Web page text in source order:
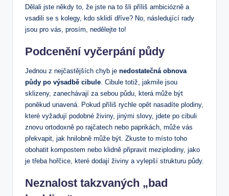
Dělali jste někdy to, že jste na to šli příliš ambiciózně a
vsadili se s kolegy, kdo sklidí dříve? No, následující rady
jsou pro vás, prosím, nedělejte to!
Podcenění vyčerpání půdy
Jednou z nejčastějších chyb je nedostatečná obnova
půdy po výsadbě cibule . Cibule totiž, jakmile jsou
sklizeny, zanechávají za sebou půdu, která může být
poněkud unavená. Pokud příliš rychle opět nasadíte plodiny,
které vyžadují podobné živiny, jinými slovy, jdete po cibuli
znovu ortodoxně po rajčatech nebo paprikách, může vás
překvapit, jak hnilobně může být. Zkuste to místo toho
obohatit kompostem nebo klidně připravit meziplodiny, jako
je třeba hořčice, které dodají živiny a vylepší strukturu půdy.
Neznalost takzvaných „bad